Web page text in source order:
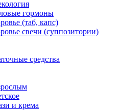
гормоны
(таб, капс)
свечи (суппозитории)
средства
и крема